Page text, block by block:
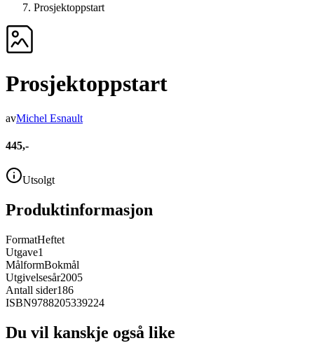
Prosjektoppstart
Prosjektoppstart
avMichel Esnault
445,-
Utsolgt
Produktinformasjon
FormatHeftet
Utgave1
MålformBokmål
Utgivelsesår2005
Antall sider186
ISBN9788205339224
Du vil kanskje også like